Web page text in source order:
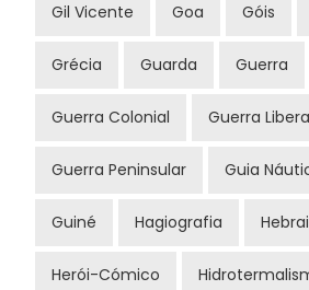
Gil Vicente Goa Góis
Grécia Guarda Guerra
Guerra Colonial Guerra
Guerra Peninsular Guia
Guiné Hagiografia
Herói-Cómico